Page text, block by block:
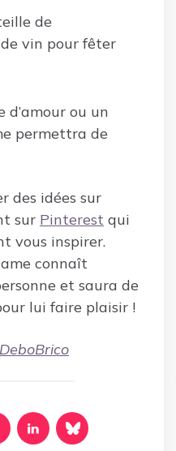
de
vin pour fêter
ou un
permettra de
des idées sur
sur Pinterest qui
vous inspirer.
connaît
et saura de
lui faire plaisir !